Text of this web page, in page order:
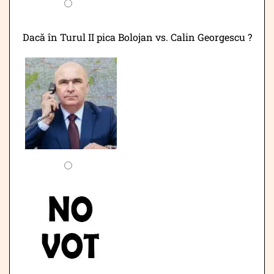
Dacă în Turul II pica Bolojan vs. Calin Georgescu ?